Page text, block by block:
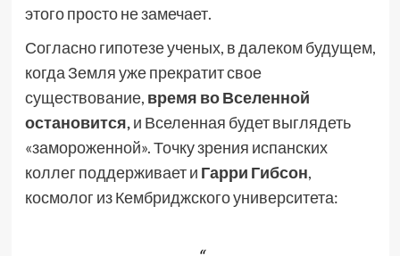
этого просто не замечает.
Согласно гипотезе ученых, в далеком будущем,
когда Земля уже прекратит свое
существование, время во Вселенной
остановится,и Вселенная будет выглядеть
«замороженной». Точку зрения испанских
коллег поддерживает и Гарри Гибсон,
космолог из Кембриджского университета: